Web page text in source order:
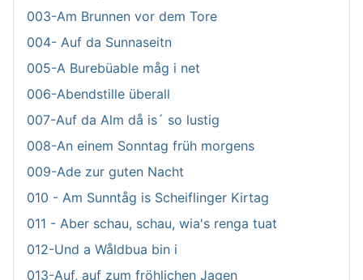
003-Am Brunnen vor dem Tore
004- Auf da Sunnaseitn
005-A Burebüable måg i net
006-Abendstille überall
007-Auf da Alm då is´ so lustig
008-An einem Sonntag früh morgens
009-Ade zur guten Nacht
010 - Am Sunntåg is Scheiflinger Kirtag
011 - Aber schau, schau, wia's renga tuat
012-Und a Wåldbua bin i
013-Auf, auf zum fröhlichen Jagen